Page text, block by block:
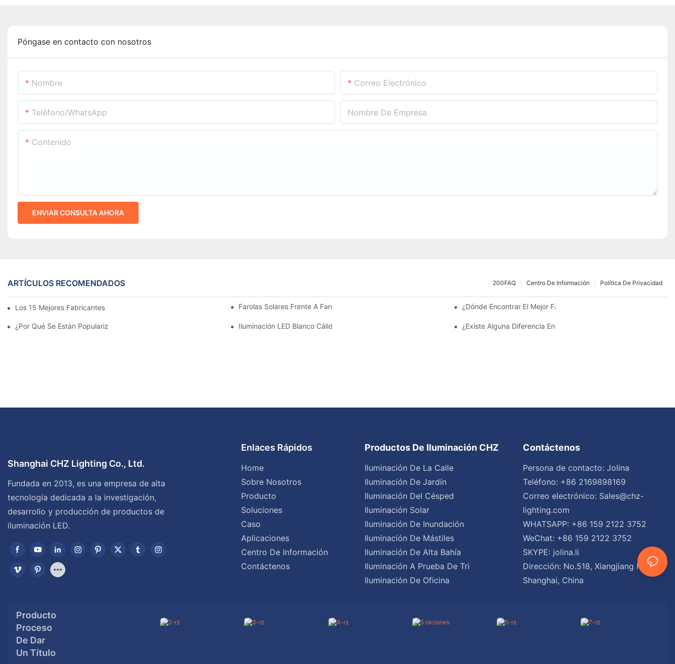
Póngase en contacto con nosotros
Nombre Correo Electrónico
Teléfono/WhatsApp Nombre De Empresa
Contenido
ENVIAR CONSULTA AHORA
ARTÍCULOS RECOMENDADOS Política De Privacidad
Centro De Información
200FAQ
Los 15 Mejores Fabricantes De Farolas Solares Del Mundo Farolas Solares Frente A Farolas Tradicionales: Coste, Retorno De La Inversión Y Eficiencia.¿Dónde Encontrar El Mejor Fabricante De Farolas Solares?
¿Por Qué Se Están Popularizando Las Farolas Solares? Iluminación LED Blanco Cálido Vs. Blanco Suave ¿Existe Alguna Diferencia Entre Las Luces Del Área De
Shanghai CHZ Lighting Co., Ltd.
Fundada en 2013, es una empresa de alta
tecnología dedicada a la investigación,
desarrollo y producción de productos de
iluminación LED.
Enlaces Rápidos
Home
Sobre Nosotros
Producto
Soluciones
Caso
Aplicaciones
Centro De Información
Contáctenos
Productos De Iluminación CHZ
Iluminación De La Calle
Iluminación De Jardín
Iluminación Del Césped
Iluminación Solar
Iluminación De Inundación
Iluminación De Mástiles
Iluminación De Alta Bahía
Iluminación A Prueba De Tri
Iluminación De Oficina
Contáctenos
Persona de contacto: Jolina
Teléfono: +86 2169898169
Correo electrónico: Sales@chz-
lighting.com
WHATSAPP: +86 159 2122 3752
WeChat: +86 159 2122 3752
SKYPE: jolina.li
Dirección: No.518, Xiangjiang Road,
Shanghai, China
Producto
Proceso
De Dar
Un Título